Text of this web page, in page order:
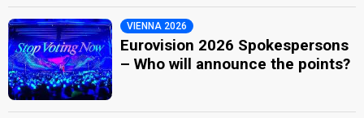
VIENNA 2026
Eurovision 2026 Spokespersons
– Who will announce the points?